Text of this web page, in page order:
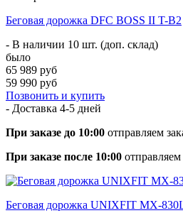
Беговая дорожка DFC BOSS II T-B2
- В наличии 10 шт. (доп. склад)
было
65 989 руб
59 990 руб
Позвонить и купить
- Доставка 4-5 дней
При заказе до 10:00 отправляем
При заказе после 10:00
Беговая дорожка UNIXFIT MX-